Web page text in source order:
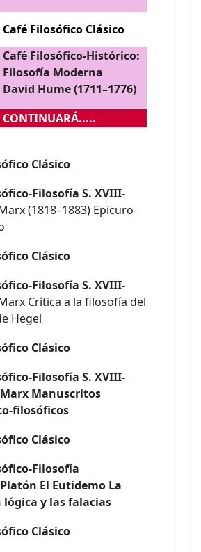
Café Filosófico Clásico
Café Filosófico-Histórico:
Filosofía Moderna
David Hume (1711–1776)
CONTINUARÁ.....
Clásico
Filosofía S. XVIII-
(1818–1883) Epicuro-
Clásico
Filosofía S. XVIII-
Crítica a la filosofía del
Hegel
Clásico
Filosofía S. XVIII-
Manuscritos
filosóficos
Clásico
Filosofía
El Eutidemo La
lógica y las falacias
Clásico